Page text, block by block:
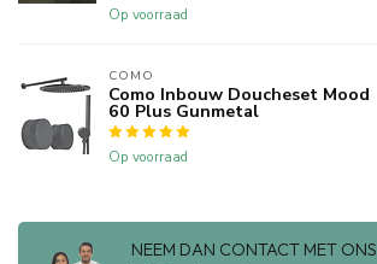
Op voorraad
COMO
Como Inbouw Doucheset Mood
60 Plus Gunmetal
Op voorraad
NEEM DAN CONTACT MET ONS